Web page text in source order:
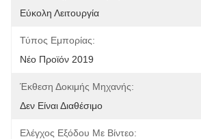
Εύκολη Λειτουργία
Τύπος Εμπορίας:
Νέο Προϊόν 2019
Έκθεση Δοκιμής Μηχανής:
Δεν Είναι Διαθέσιμο
Ελέγχος Εξόδου Με Βίντεο: